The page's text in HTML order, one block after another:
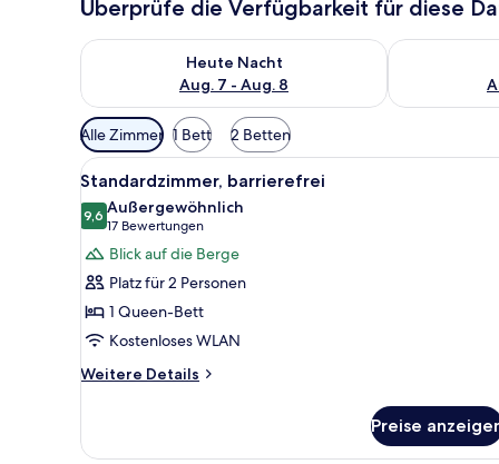
Überprüfe die Verfügbarkeit für diese
Heute Nacht
Aug. 7 - Aug. 8
Überprüfe die Verfügbarkeit für heute Nacht, Aug. 7
Überprüfe
Verfügbare
Filter
für
Zimmer
Alle Zimmer 1 Bett 2 Betten
Alle
Fotos
für
Standardzimmer,
barrierefrei
anzeigen
Ein ordentlich bezogenes
4
Standardzimmer, barrierefrei
9,69,6 von 10
Außergewöhnlich
17 Bewertungen
(17
Bewertungen)
Blick auf die Berge
Platz für 2 Personen
1 Queen-Bett
Kostenloses WLAN
Weitere Details
Weitere
barrierefrei
Preise